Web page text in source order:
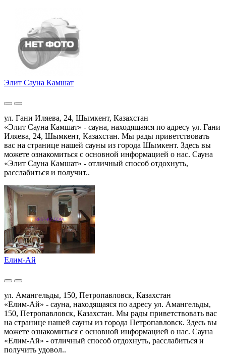
Элит Сауна Камшат
ул. Гани Иляева, 24, Шымкент, Казахстан
«Элит Сауна Камшат» - сауна, находящаяся по адресу ул. Гани
Иляева, 24, Шымкент, Казахстан. Мы рады приветствовать
вас на странице нашей сауны из города Шымкент. Здесь вы
можете ознакомиться с основной информацией о нас. Сауна
«Элит Сауна Камшат» - отличный способ отдохнуть,
расслабиться и получит..
Елим-Ай
ул. Амангельды, 150, Петропавловск, Казахстан
«Елим-Ай» - сауна, находящаяся по адресу ул. Амангельды,
150, Петропавловск, Казахстан. Мы рады приветствовать вас
на странице нашей сауны из города Петропавловск. Здесь вы
можете ознакомиться с основной информацией о нас. Сауна
«Елим-Ай» - отличный способ отдохнуть, расслабиться и
получить удовол..